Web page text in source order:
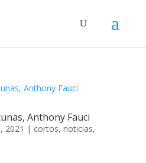
Anthony Fauci
2021 | cortos, noticias,